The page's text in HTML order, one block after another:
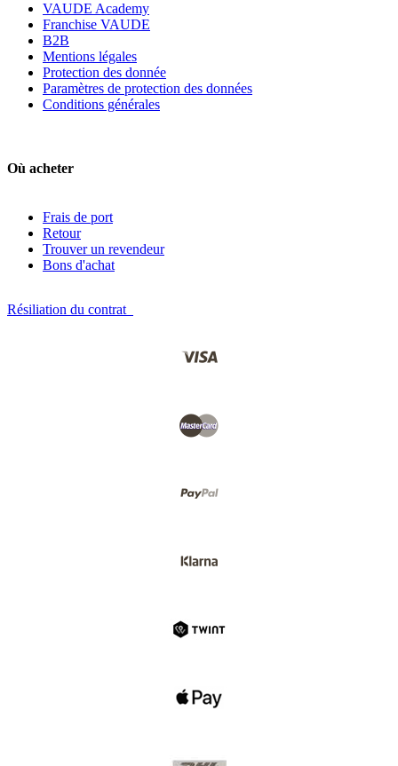
VAUDE Academy
Franchise VAUDE
B2B
Mentions légales
Protection des donnée
Paramètres de protection des données
Conditions générales
Où acheter
Frais de port
Retour
Trouver un revendeur
Bons d'achat
Résiliation du contrat